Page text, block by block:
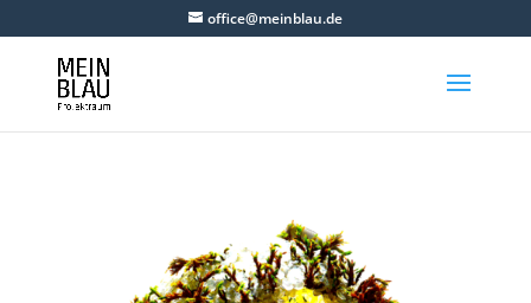
office@meinblau.de